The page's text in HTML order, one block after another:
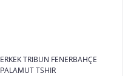
ERKEK TRIBUN FENERBAHÇE
PALAMUT TSHIR